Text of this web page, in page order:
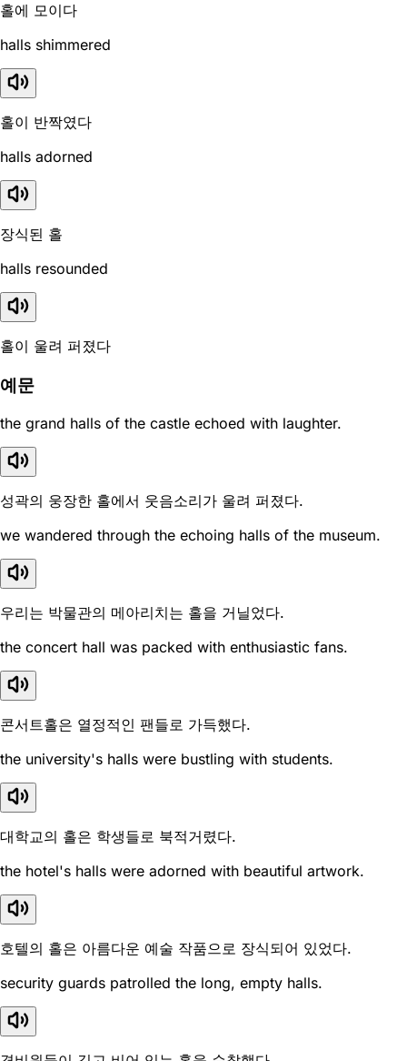
홀에 모이다
halls shimmered
홀이 반짝였다
halls adorned
장식된 홀
halls resounded
홀이 울려 퍼졌다
예문
the grand halls of the castle echoed with laughter.
성곽의 웅장한 홀에서 웃음소리가 울려 퍼졌다.
we wandered through the echoing halls of the museum.
우리는 박물관의 메아리치는 홀을 거닐었다.
the concert hall was packed with enthusiastic fans.
콘서트홀은 열정적인 팬들로 가득했다.
the university's halls were bustling with students.
대학교의 홀은 학생들로 북적거렸다.
the hotel's halls were adorned with beautiful artwork.
호텔의 홀은 아름다운 예술 작품으로 장식되어 있었다.
security guards patrolled the long, empty halls.